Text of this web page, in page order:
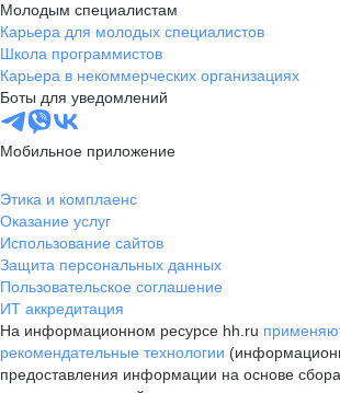
Молодым специалистам
Карьера для молодых специалистов
Школа программистов
Карьера в некоммерческих организациях
Боты для уведомлений
Мобильное приложение
Этика и комплаенс
Оказание услуг
Использование сайтов
Защита персональных данных
Пользовательское соглашение
ИТ аккредитация
На информационном ресурсе hh.ru
рекомендательные технологии
предоставления информации на основе